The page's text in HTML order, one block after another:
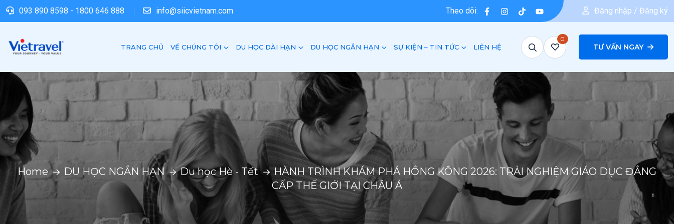
093 890 8598 - 1800 646 888 info@siicvietnam.com Theo dõi: Đăng nhập / Đăng ký
TRANG CHỦ VỀ CHÚNG TÔI DU HỌC DÀI HẠN DU HỌC NGẮN HẠN SỰ KIỆN – TIN TỨC LIÊN HỆ
0
TƯ VẤN NGAY
Home DU HỌC NGẮN HẠN Du học Hè - Tết
HÀNH TRÌNH KHÁM PHÁ HỒNG KÔNG 2026: TRẢI NGHIỆM GIÁO DỤC ĐẲNG
CẤP THẾ GIỚI TẠI CHÂU Á